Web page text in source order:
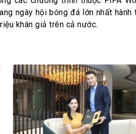
TUYỂN DỤNG
ngày hội bóng đá lớn nhất hành
khán giả trên cả nước.